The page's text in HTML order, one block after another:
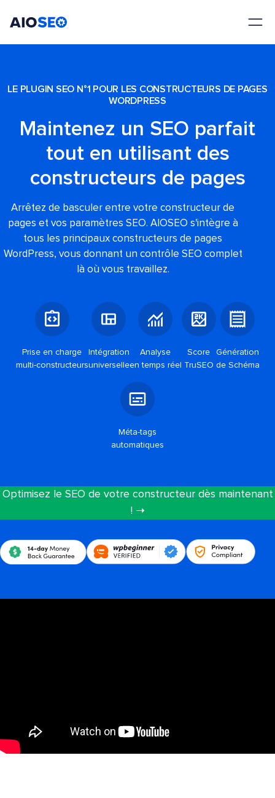
LE PLUGIN SEO N°1 POUR LES CONSTRUCTEURS DE PAGES
WORDPRESS
Maintenez un SEO parfait
tout en utilisant des
constructeurs de pages
Arrêtez de basculer entre votre constructeur de
pages et vos paramètres SEO. AIOSEO s'intègre à
tous les principaux constructeurs de pages
WordPress, vous donnant un contrôle SEO complet
là où vous travaillez.
Prise en charge
multi-constructeurs
Intégration
universelle
Analyse
en temps réel
Score
TruSEO
Génération
de Schéma
Méta-tags
automatiques
Optimisez le SEO de votre constructeur dès maintenant
! ➝